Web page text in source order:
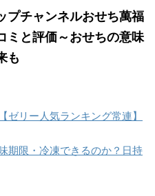
プチャンネルおせち萬福
ミと評価～おせちの意味
も
ゼリー人気ランキング常連】
期限・冷凍できるのか？日持